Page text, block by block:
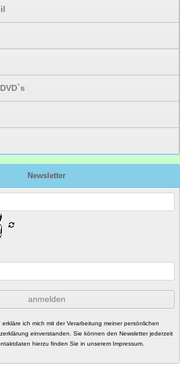
Newsletter
anmelden
ich mich mit der Verarbeitung meiner persönlichen
einverstanden. Sie können den Newsletter jederzeit
hierzu finden Sie in unserem Impressum.